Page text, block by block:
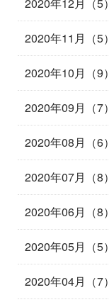
2020年11月（5）
2020年10月（9）
2020年09月（7）
2020年08月（6）
2020年07月（8）
2020年06月（8）
2020年05月（5）
2020年04月（7）